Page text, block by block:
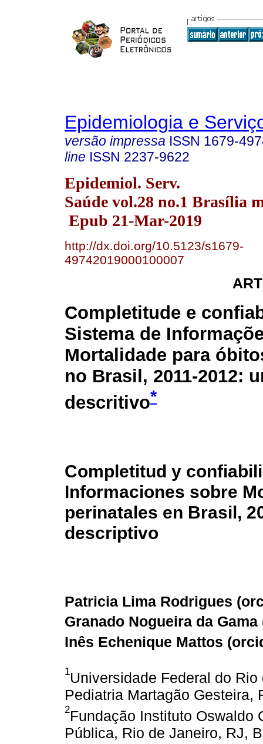
Epidemiologia e
versão impressa ISSN 1679-
line ISSN 2237-9622
Epidemiol. Serv.
Saúde vol.28 no.1 Brasília
Epub 21-Mar-2019
http://dx.doi.org/10.5123/s1679-
49742019000100007
Completitude e
Sistema de
Mortalidade para
no Brasil, 2011-2012:
descritivo*
Completitud y
Informaciones sobre
perinatales en Brasil,
descriptivo
Patricia Lima Rodrigues (
Granado Nogueira da Gama
Inês Echenique Mattos (
1Universidade Federal do
Pediatria Martagão Gesteira,
2Fundação Instituto Oswaldo
Pública, Rio de Janeiro, RJ,